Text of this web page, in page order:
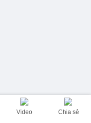
Video Chia sẻ